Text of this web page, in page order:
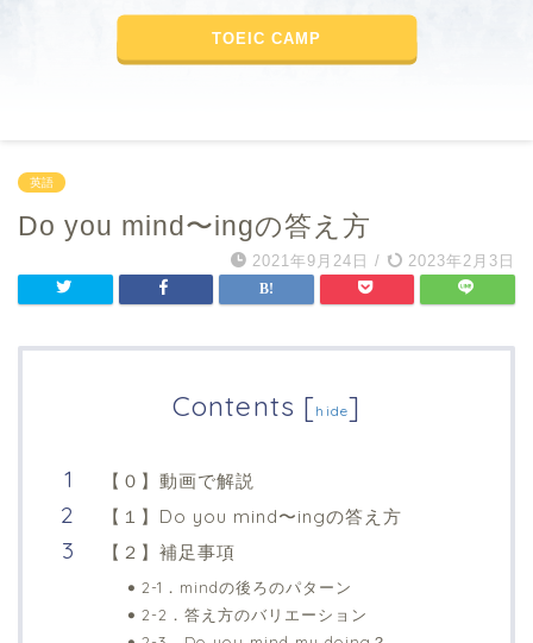
TOEIC CAMP
英語
Do you mind〜ingの答え方
2021年9月24日 / 2023年2月3日
Contents [hide]
【０】動画で解説
【１】Do you mind〜ingの答え方
【２】補足事項
2-1．mindの後ろのパターン
2-2．答え方のバリエーション